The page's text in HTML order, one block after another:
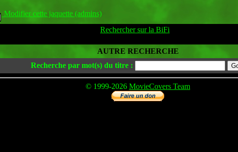
Modifier cette jaquette (admins)
Rechercher sur la BiFi
AUTRE RECHERCHE
Recherche par mot(s) du titre :
© 1999-2026 MovieCovers Team